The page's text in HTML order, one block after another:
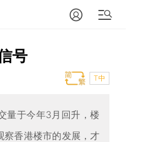
号
T中
量于今年3月回升，楼
察香港楼市的发展，才